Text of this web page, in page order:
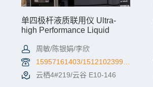
单四极杆液质联用仪 Ultra-
high Performance Liquid
Mass Spectrometry
周敏/陈银娟/李欣
15957161403/15121023995/13606093461
云栖4#219/云谷 E10-146